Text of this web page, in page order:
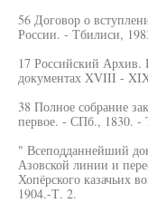
56 Договор о
России. - Тбилиси,
17 Российский Архив.
документах XVIII -
38 Полное собрание
первое. - СПб., 1830. -
" Всеподданнейший
Азовской линии и
Хопёрского казачьих
1904.-Т. 2.